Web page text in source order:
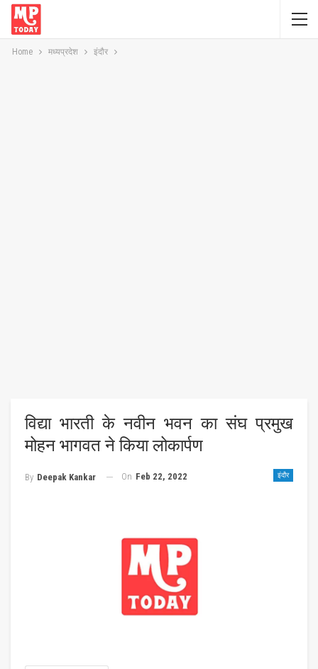
Home मध्यप्रदेश इंदौर
विद्या भारती के नवीन भवन का संघ प्रमुख
मोहन भागवत ने किया लोकार्पण
इंदौर
By Deepak Kankar On Feb 22, 2022